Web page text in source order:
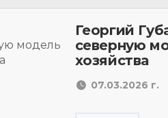
Георгий
северную
хозяйства
07.03.2026 г.